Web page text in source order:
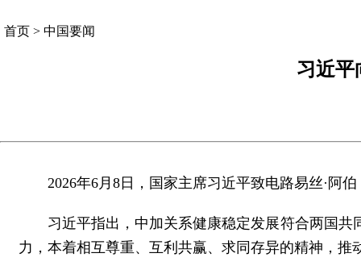
首页 > 中国要闻
习近平
2026年6月8日，国家主席习近平致电路易丝·阿
习近平指出，中加关系健康稳定发展符合两国
力，本着相互尊重、互利共赢、求同存异的精神，